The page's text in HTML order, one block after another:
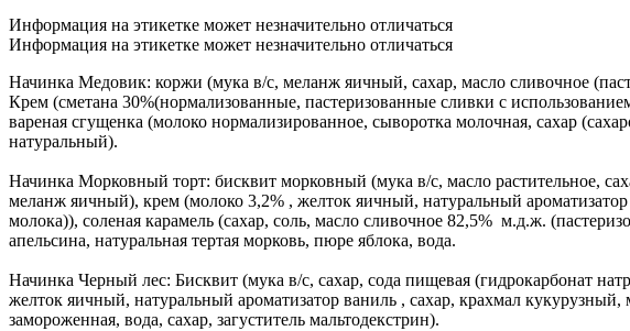
Информация на этикетке может незначительно отличаться
Информация на этикетке может незначительно отличаться
Начинка Медовик: коржи (мука в/с, меланж яичный, сахар, масло сливочное
Крем (сметана 30%(нормализованные, пастеризованные сливки с
вареная сгущенка (молоко нормализированное, сыворотка молочная, сахар
натуральный).
Начинка Морковный торт: бисквит морковный (мука в/с, масло растительное,
меланж яичный), крем (молоко 3,2% , желток яичный, натуральный
молока)), соленая карамель (сахар, соль, масло сливочное 82,5% м.д.ж.
апельсина, натуральная тертая морковь, пюре яблока, вода.
Начинка Черный лес: Бисквит (мука в/с, сахар, сода пищевая (гидрокарбонат
желток яичный, натуральный ароматизатор ваниль , сахар, крахмал
замороженная, вода, сахар, загуститель мальтодекстрин).